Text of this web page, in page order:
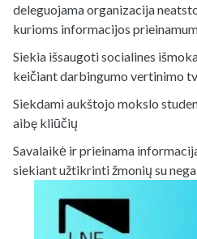
deleguojama organizacija
kurioms informacijos
Siekia išsaugoti socialines
keičiant darbingumo vertinimo
Siekdami aukštojo mokslo
aibę kliūčių
Savalaikė ir prieinama
siekiant užtikrinti žmonių su